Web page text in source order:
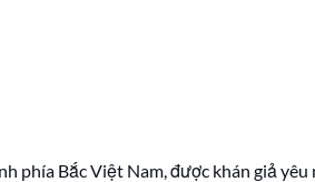
phía Bắc Việt Nam, được khán giả